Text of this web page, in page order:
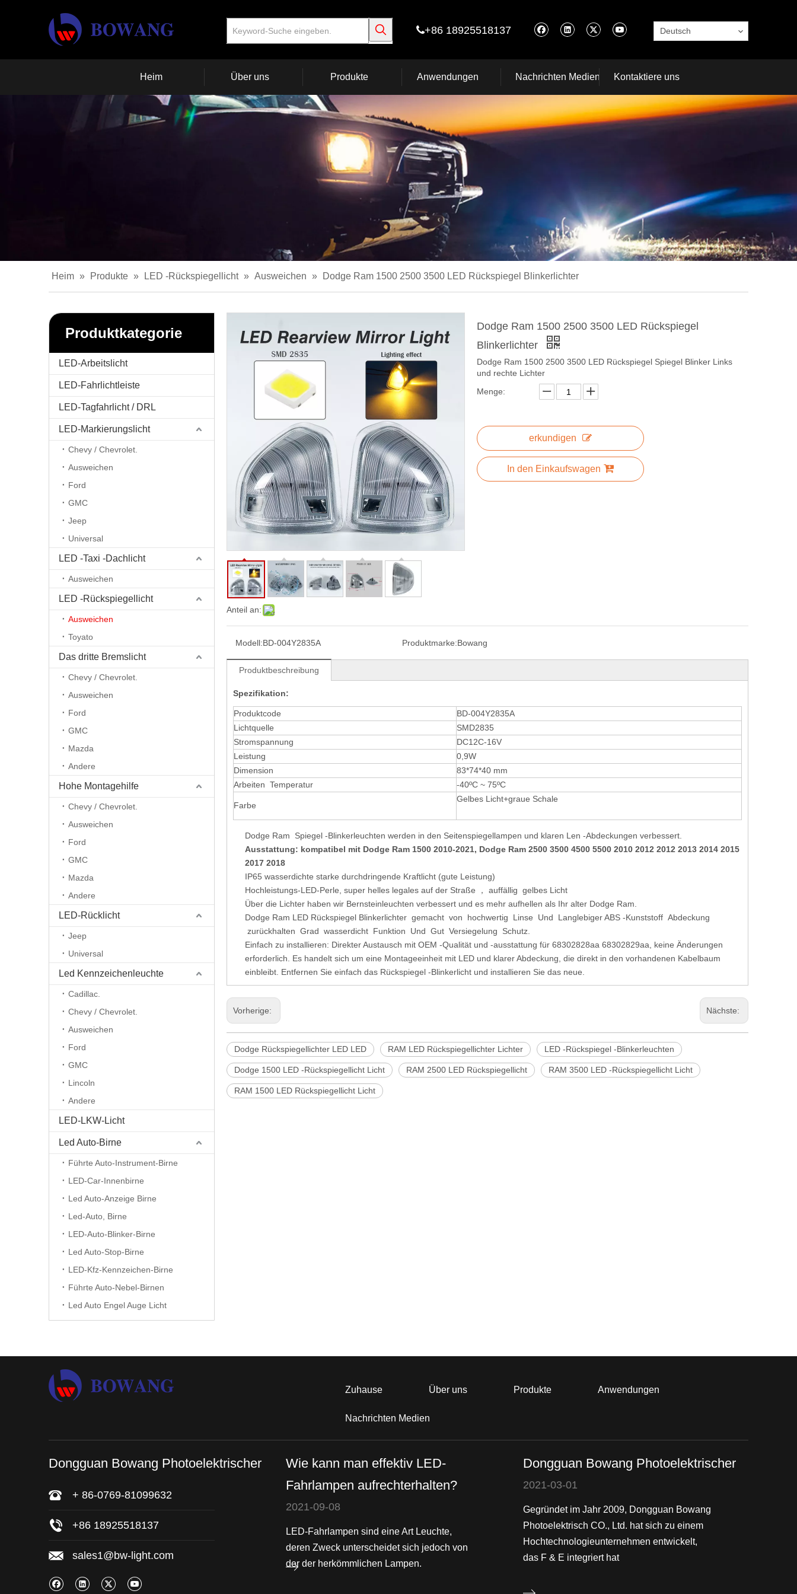
+86 18925518137 Deutsch
Heim Über uns Produkte Anwendungen Nachrichten Medien Kontaktiere uns
Heim » Produkte » LED -Rückspiegellicht » Ausweichen » Dodge Ram 1500 2500 3500 LED Rückspiegel Blinkerlichter
Produktkategorie
LED-Arbeitslicht
LED-Fahrlichtleiste
LED-Tagfahrlicht / DRL
LED-Markierungslicht
Chevy / Chevrolet.
Ausweichen
Ford
GMC
Jeep
Universal
LED -Taxi -Dachlicht
Ausweichen
LED -Rückspiegellicht
Ausweichen
Toyato
Das dritte Bremslicht
Chevy / Chevrolet.
Ausweichen
Ford
GMC
Mazda
Andere
Hohe Montagehilfe
Chevy / Chevrolet.
Ausweichen
Ford
GMC
Mazda
Andere
LED-Rücklicht
Jeep
Universal
Led Kennzeichenleuchte
Cadillac.
Chevy / Chevrolet.
Ausweichen
Ford
GMC
Lincoln
Andere
LED-LKW-Licht
Led Auto-Birne
Führte Auto-Instrument-Birne
LED-Car-Innenbirne
Led Auto-Anzeige Birne
Led-Auto, Birne
LED-Auto-Blinker-Birne
Led Auto-Stop-Birne
LED-Kfz-Kennzeichen-Birne
Führte Auto-Nebel-Birnen
Led Auto Engel Auge Licht
Anteil an:
Dodge Ram 1500 2500 3500 LED Rückspiegel
Blinkerlichter
Dodge Ram 1500 2500 3500 LED Rückspiegel Spiegel Blinker Links
und rechte Lichter
Menge:
erkundigen
In den Einkaufswagen
Modell:BD-004Y2835A Produktmarke:Bowang
Produktbeschreibung
Spezifikation:
Produktcode
BD-004Y2835A
Lichtquelle
SMD2835
Stromspannung
DC12C-16V
Leistung
0,9W
Dimension
83*74*40 mm
Arbeiten Temperatur
-40ºC ~ 75ºC
Farbe
Gelbes Licht+graue Schale
Dodge Ram Spiegel -Blinkerleuchten werden in den Seitenspiegellampen und klaren Len -Abdeckungen verbessert.
Ausstattung: kompatibel mit Dodge Ram 1500 2010-2021, Dodge Ram 2500 3500 4500 5500 2010 2012 2012 2013 2014 2015
2017 2018
IP65 wasserdichte starke durchdringende Kraftlicht (gute Leistung)
Hochleistungs-LED-Perle, super helles legales auf der Straße ， auffällig gelbes Licht
Über die Lichter haben wir Bernsteinleuchten verbessert und es mehr aufhellen als Ihr alter Dodge Ram.
Dodge Ram LED Rückspiegel Blinkerlichter gemacht von hochwertig Linse Und Langlebiger ABS -Kunststoff Abdeckung
zurückhalten Grad wasserdicht Funktion Und Gut Versiegelung Schutz.
Einfach zu installieren: Direkter Austausch mit OEM -Qualität und -ausstattung für 68302828aa 68302829aa, keine Änderungen
erforderlich. Es handelt sich um eine Montageeinheit mit LED und klarer Abdeckung, die direkt in den vorhandenen Kabelbaum
einbleibt. Entfernen Sie einfach das Rückspiegel -Blinkerlicht und installieren Sie das neue.
Vorherige: Nächste:
Dodge Rückspiegellichter LED LED RAM LED Rückspiegellichter Lichter LED -Rückspiegel -Blinkerleuchten
Dodge 1500 LED -Rückspiegellicht Licht RAM 2500 LED Rückspiegellicht RAM 3500 LED -Rückspiegellicht Licht
RAM 1500 LED Rückspiegellicht Licht
Zuhause Über uns Produkte Anwendungen
Nachrichten Medien
Dongguan Bowang Photoelektrischer
+ 86-0769-81099632
+86 18925518137
sales1@bw-light.com
Wie kann man effektiv LED-
Fahrlampen aufrechterhalten?
2021-09-08
LED-Fahrlampen sind eine Art Leuchte,
deren Zweck unterscheidet sich jedoch von
der der herkömmlichen Lampen.
Dongguan Bowang Photoelektrischer
2021-03-01
Gegründet im Jahr 2009, Dongguan Bowang
Photoelektrisch CO., Ltd. hat sich zu einem
Hochtechnologieunternehmen entwickelt,
das F & E integriert hat